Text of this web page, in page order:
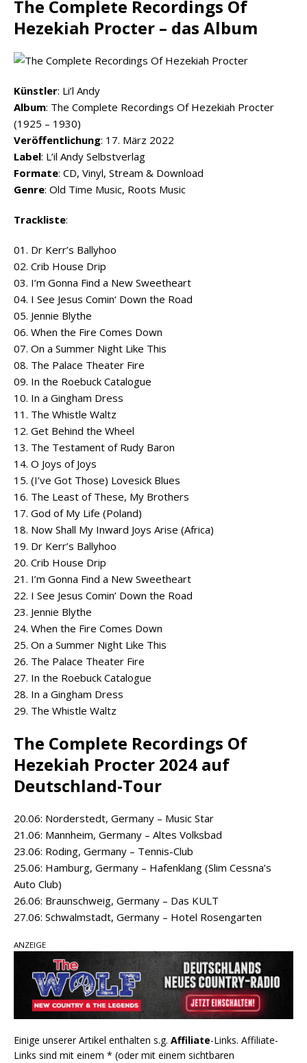
The Complete Recordings Of
Hezekiah Procter – das Album
Künstler: Li’l Andy
Album: The Complete Recordings Of Hezekiah Procter
(1925 – 1930)
Veröffentlichung: 17. März 2022
Label: L’il Andy Selbstverlag
Formate: CD, Vinyl, Stream & Download
Genre: Old Time Music, Roots Music
Trackliste:
01. Dr Kerr’s Ballyhoo
02. Crib House Drip
03. I’m Gonna Find a New Sweetheart
04. I See Jesus Comin‘ Down the Road
05. Jennie Blythe
06. When the Fire Comes Down
07. On a Summer Night Like This
08. The Palace Theater Fire
09. In the Roebuck Catalogue
10. In a Gingham Dress
11. The Whistle Waltz
12. Get Behind the Wheel
13. The Testament of Rudy Baron
14. O Joys of Joys
15. (I’ve Got Those) Lovesick Blues
16. The Least of These, My Brothers
17. God of My Life (Poland)
18. Now Shall My Inward Joys Arise (Africa)
19. Dr Kerr’s Ballyhoo
20. Crib House Drip
21. I’m Gonna Find a New Sweetheart
22. I See Jesus Comin’ Down the Road
23. Jennie Blythe
24. When the Fire Comes Down
25. On a Summer Night Like This
26. The Palace Theater Fire
27. In the Roebuck Catalogue
28. In a Gingham Dress
29. The Whistle Waltz
The Complete Recordings Of
Hezekiah Procter 2024 auf
Deutschland-Tour
20.06: Norderstedt, Germany – Music Star
21.06: Mannheim, Germany – Altes Volksbad
23.06: Roding, Germany – Tennis-Club
25.06: Hamburg, Germany – Hafenklang (Slim Cessna’s
Auto Club)
26.06: Braunschweig, Germany – Das KULT
27.06: Schwalmstadt, Germany – Hotel Rosengarten
ANZEIGE
Einige unserer Artikel enthalten s.g. Affiliate-Links. Affiliate-
Links sind mit einem * (oder mit einem sichtbaren